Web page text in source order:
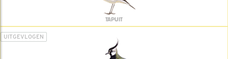
TAPUIT
UITGEVLOGEN